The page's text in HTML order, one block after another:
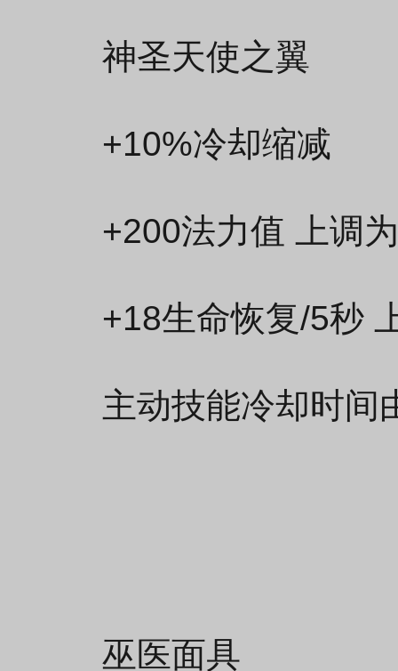
神圣天使之翼
+10%冷却缩减
+200法力值 上调
+18生命恢复/5秒
主动技能冷却时间
巫医面具